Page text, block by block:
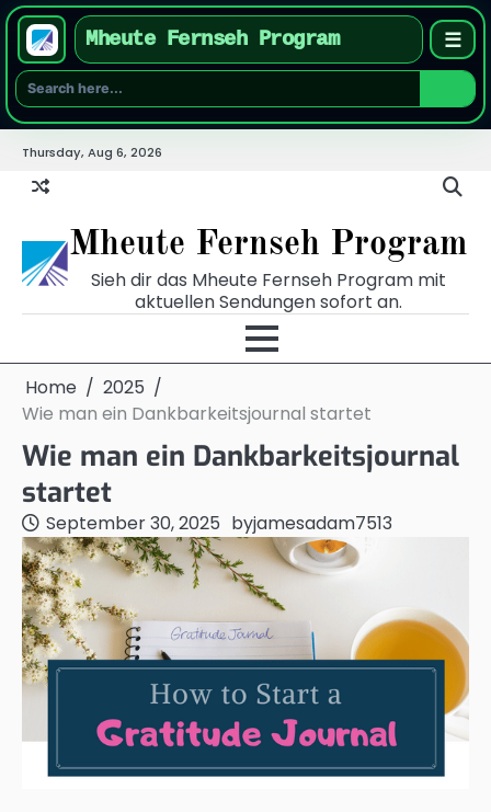
Mheute Fernseh Program ☰
content
Thursday, Aug 6, 2026
Mheute Fernseh Program
Sieh dir das Mheute Fernseh Program mit
aktuellen Sendungen sofort an.
Home
2025
Wie man ein Dankbarkeitsjournal startet
Wie man ein Dankbarkeitsjournal
startet
September 30, 2025 byjamesadam7513